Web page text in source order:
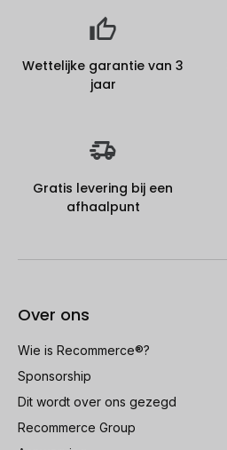
Wettelijke garantie van 3
jaar
Gratis levering bij een
afhaalpunt
Over ons
Wie is Recommerce®?
Sponsorship
Dit wordt over ons gezegd
Recommerce Group